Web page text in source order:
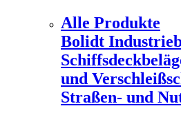
Alle Produkte
Bolidt
und
Straßen- und